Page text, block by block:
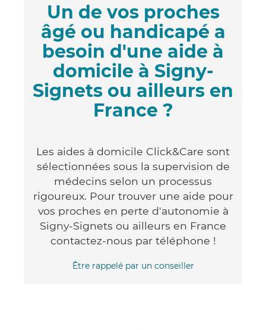
Un de vos proches
âgé ou handicapé a
besoin d'une aide à
domicile à Signy-
Signets ou ailleurs en
France ?
Les aides à domicile Click&Care sont
sélectionnées sous la supervision de
médecins selon un processus
rigoureux. Pour trouver une aide pour
vos proches en perte d'autonomie à
Signy-Signets ou ailleurs en France
contactez-nous par téléphone !
Être rappelé par un conseiller